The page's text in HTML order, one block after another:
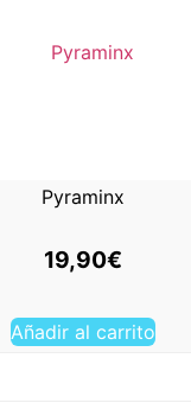
Pyraminx
19,90€
Añadir al carrito